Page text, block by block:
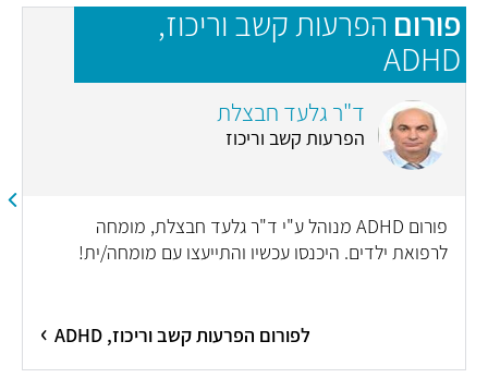
פורום הפרעות קשב וריכוז,
ADHD
ד"ר גלעד חבצלת
הפרעות קשב וריכוז
פורום ADHD מנוהל ע"י ד"ר גלעד חבצלת, מומחה
לרפואת ילדים. היכנסו עכשיו והתייעצו עם מומחה/ית!
לפורום הפרעות קשב וריכוז, ADHD